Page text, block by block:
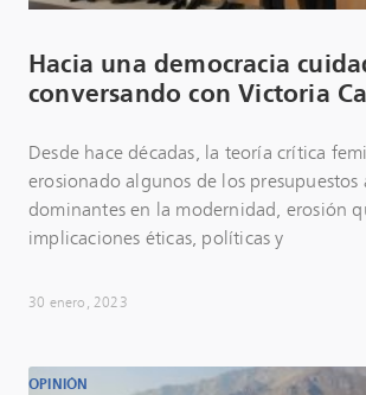
Hacia una democracia
conversando con Victoria
Desde hace décadas, la teoría crítica
erosionado algunos de los
dominantes en la modernidad, erosión
implicaciones éticas, políticas y
30 enero, 2023
OPINIÓN